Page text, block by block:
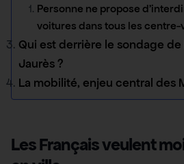
Personne ne propose
voitures dans tous les centre-
Qui est derrière le sondage
Jaurès ?
La mobilité, enjeu central des
Les Français veulent